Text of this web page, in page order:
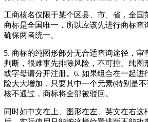
工商核名仅限于某个区县、市、省，全国
商标是全国唯一，所以应该先进行商标查
确保两者统一。
5. 商标的纯图形部分无合适查询途径，审
判断，很难事先排除风险，不可控。纯图
或字母请分开注册。6. 如果组合在一起进
险大大增加，只要其中一个元素(特别是
核不通过，商标将全部被驳回。
同时如中文在上、图形在左、英文在右这